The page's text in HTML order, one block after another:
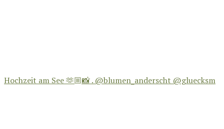
Hochzeit am See 🫶🏼📸 . @blumen_anderscht @gluecksm